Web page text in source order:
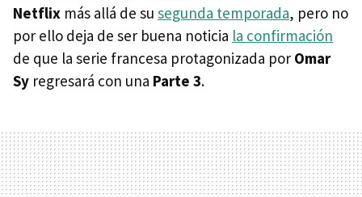
Netflix más allá de su segunda temporada, pero no
por ello deja de ser buena noticia la confirmación
de que la serie francesa protagonizada por Omar
Sy regresará con una Parte 3.